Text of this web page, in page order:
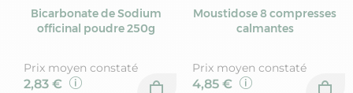
Bicarbonate de Sodium
officinal poudre 250g
Prix moyen constaté
2,83 €
Moustidose 8 compresses
calmantes
Prix moyen constaté
4,85 €